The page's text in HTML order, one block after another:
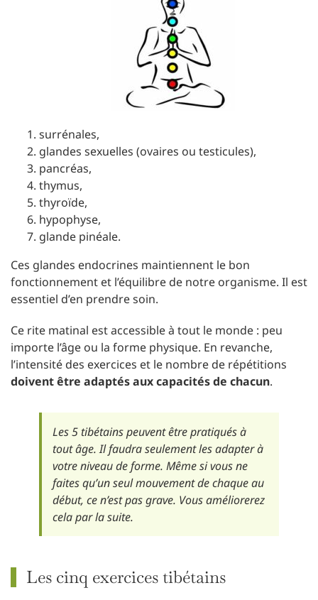
surrénales,
glandes sexuelles (ovaires ou testicules),
pancréas,
thymus,
thyroïde,
hypophyse,
glande pinéale.
Ces glandes endocrines maintiennent le bon
fonctionnement et l’équilibre de notre organisme. Il est
essentiel d’en prendre soin.
Ce rite matinal est accessible à tout le monde : peu
importe l’âge ou la forme physique. En revanche,
l’intensité des exercices et le nombre de répétitions
doivent être adaptés aux capacités de chacun.
Les 5 tibétains peuvent être pratiqués à
tout âge. Il faudra seulement les adapter à
votre niveau de forme. Même si vous ne
faites qu’un seul mouvement de chaque au
début, ce n’est pas grave. Vous améliorerez
cela par la suite.
Les cinq exercices tibétains